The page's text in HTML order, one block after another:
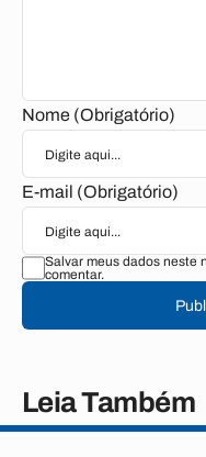
Nome (Obrigatório)
E-mail (Obrigatório)
Salvar meus dados neste
comentar.
Leia Também